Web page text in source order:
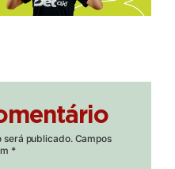
será publicado. Campos
*